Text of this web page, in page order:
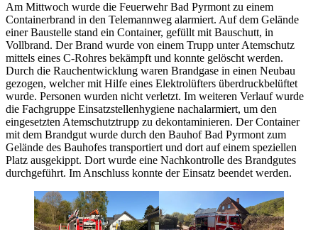
Am Mittwoch wurde die Feuerwehr Bad Pyrmont zu einem
Containerbrand in den Telemannweg alarmiert. Auf dem Gelände
einer Baustelle stand ein Container, gefüllt mit Bauschutt, in
Vollbrand. Der Brand wurde von einem Trupp unter Atemschutz
mittels eines C-Rohres bekämpft und konnte gelöscht werden.
Durch die Rauchentwicklung waren Brandgase in einen Neubau
gezogen, welcher mit Hilfe eines Elektrolüfters überdruckbelüftet
wurde. Personen wurden nicht verletzt. Im weiteren Verlauf wurde
die Fachgruppe Einsatzstellenhygiene nachalarmiert, um den
eingesetzten Atemschutztrupp zu dekontaminieren. Der Container
mit dem Brandgut wurde durch den Bauhof Bad Pyrmont zum
Gelände des Bauhofes transportiert und dort auf einem speziellen
Platz ausgekippt. Dort wurde eine Nachkontrolle des Brandgutes
durchgeführt. Im Anschluss konnte der Einsatz beendet werden.